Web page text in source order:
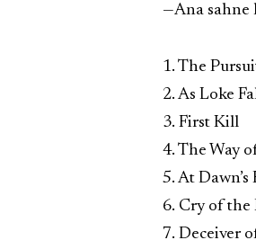
—Ana sahne
1. The
2. As Loke
3. First Kill
4. The Way
5. At
6. Cry of the
7. Deceiver